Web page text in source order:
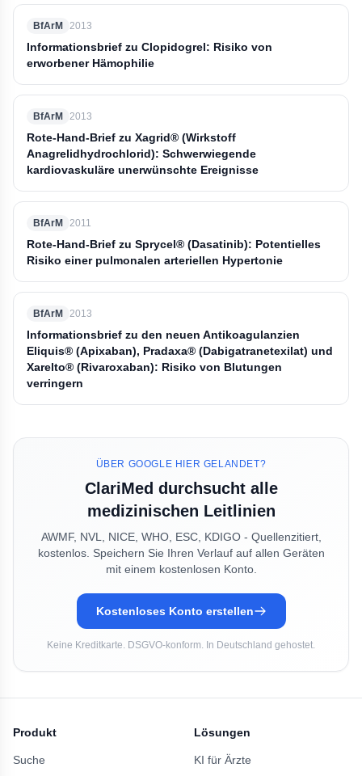
BfArM 2013
Informationsbrief zu Clopidogrel: Risiko von
erworbener Hämophilie
BfArM 2013
Rote-Hand-Brief zu Xagrid® (Wirkstoff
Anagrelidhydrochlorid): Schwerwiegende
kardiovaskuläre unerwünschte Ereignisse
BfArM 2011
Rote-Hand-Brief zu Sprycel® (Dasatinib): Potentielles
Risiko einer pulmonalen arteriellen Hypertonie
BfArM 2013
Informationsbrief zu den neuen Antikoagulanzien
Eliquis® (Apixaban), Pradaxa® (Dabigatranetexilat) und
Xarelto® (Rivaroxaban): Risiko von Blutungen
verringern
ÜBER GOOGLE HIER GELANDET?
ClariMed durchsucht alle
medizinischen Leitlinien
AWMF, NVL, NICE, WHO, ESC, KDIGO - Quellenzitiert,
kostenlos. Speichern Sie Ihren Verlauf auf allen Geräten
mit einem kostenlosen Konto.
Kostenloses Konto erstellen
Keine Kreditkarte. DSGVO-konform. In Deutschland gehostet.
Produkt
Suche
Lösungen
KI für Ärzte